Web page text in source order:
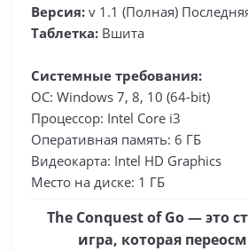
Версия: v 1.1 (Полная)
Таблетка: Вшита
Системные требования:
ОС: Windows 7, 8, 10 (64-bit)
Процессор: Intel Core i3
Оперативная память: 6 ГБ
Видеокарта: Intel HD Graphics
Место на диске: 1 ГБ
The Conquest of Go — это
игра, которая